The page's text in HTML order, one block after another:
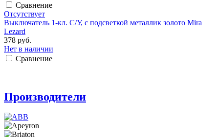
Сравнение
Отсутствует
Выключатель 1-кл. С/У, с подсветкой металлик золото Mira
Lezard
378 руб.
Нет в наличии
Сравнение
Производители